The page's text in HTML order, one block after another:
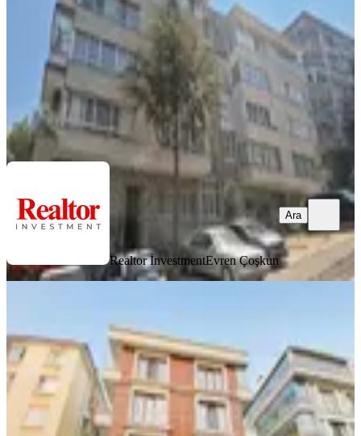
·87 m²· Kot 1·08.08.2026
33.500 ₺
Realtor İnvestment Evren Çoşkun
Ara
Realtor İnvestmentEvren Çoşkun
Ara
Metroya Yakın1+1
Çankaya, Bahçelievler Mahallesi
1+1·80 m²· 2. Kat 07.08.2026
45.000 ₺